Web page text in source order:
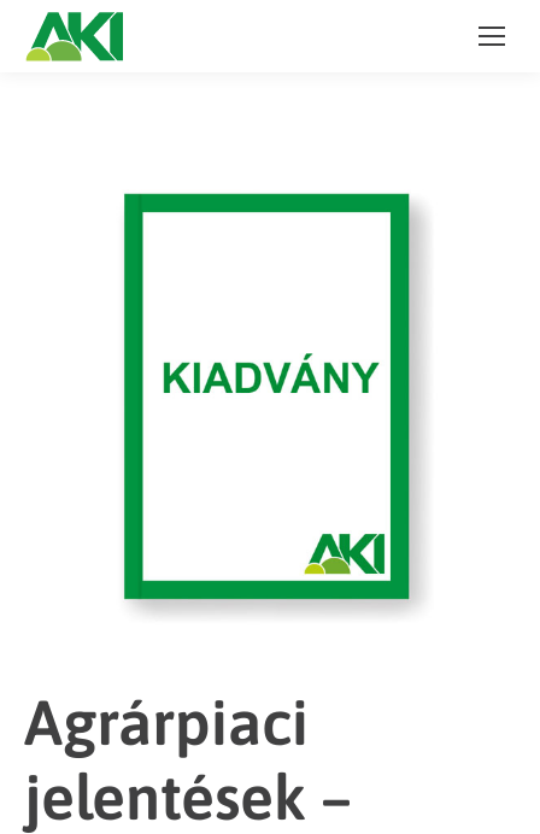
Agrárpiaci
jelentések –